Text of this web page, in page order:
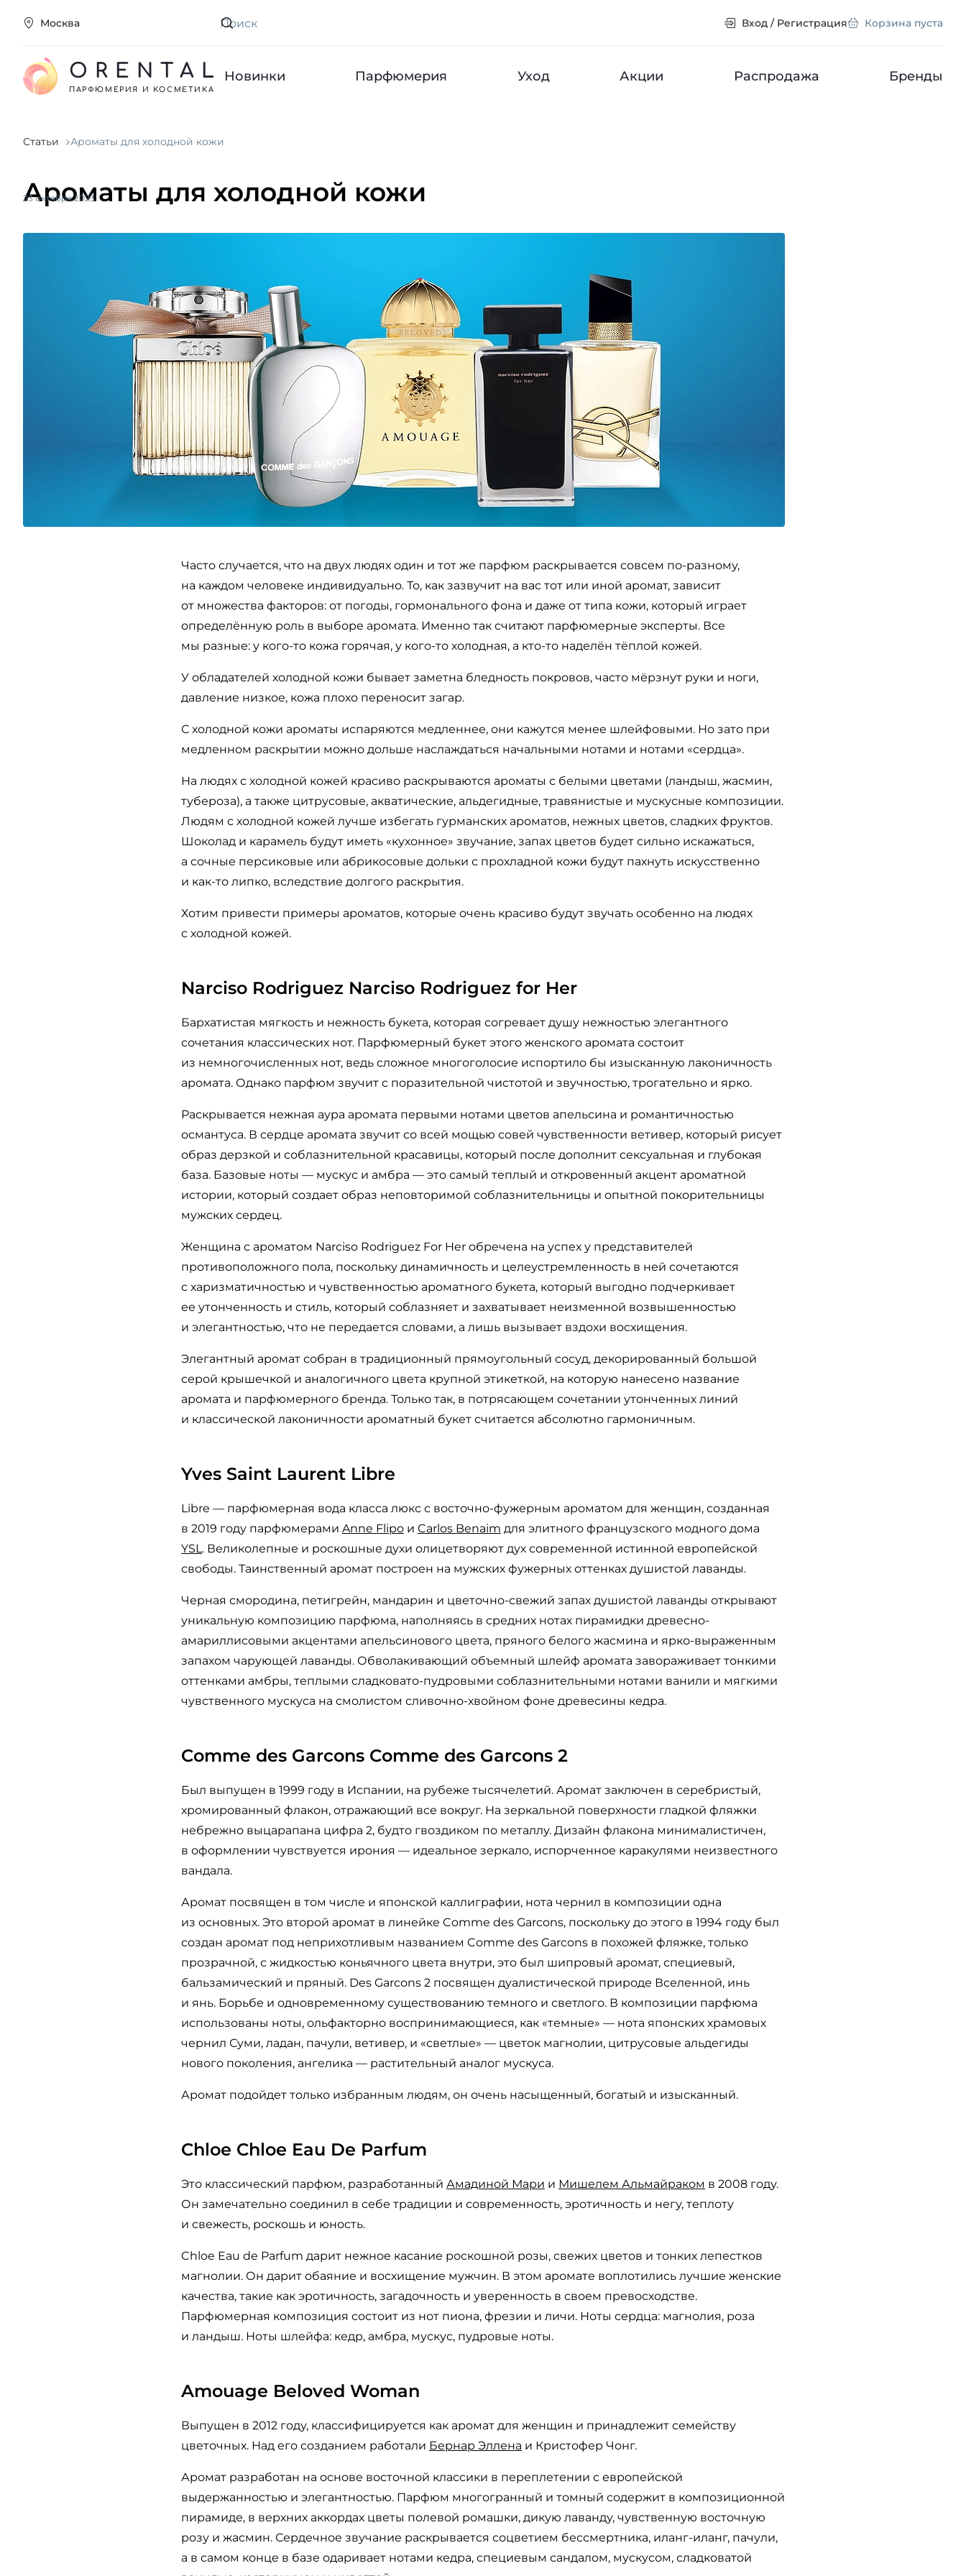
Москва Искать Вход / Регистрация Корзина пуста
ORENTAL
ПАРФЮМЕРИЯ И КОСМЕТИКА
Новинки Парфюмерия Уход Акции Распродажа Бренды
Статьи Ароматы для холодной кожи
Ароматы для холодной кожи
23 октября 2023
Часто случается, что на двух людях один и тот же парфюм раскрывается совсем по-разному,
на каждом человеке индивидуально. То, как зазвучит на вас тот или иной аромат, зависит
от множества факторов: от погоды, гормонального фона и даже от типа кожи, который играет
определённую роль в выборе аромата. Именно так считают парфюмерные эксперты. Все
мы разные: у кого-то кожа горячая, у кого-то холодная, а кто-то наделён тёплой кожей.
У обладателей холодной кожи бывает заметна бледность покровов, часто мёрзнут руки и ноги,
давление низкое, кожа плохо переносит загар.
С холодной кожи ароматы испаряются медленнее, они кажутся менее шлейфовыми. Но зато при
медленном раскрытии можно дольше наслаждаться начальными нотами и нотами «сердца».
На людях с холодной кожей красиво раскрываются ароматы с белыми цветами (ландыш, жасмин,
тубероза), а также цитрусовые, акватические, альдегидные, травянистые и мускусные композиции.
Людям с холодной кожей лучше избегать гурманских ароматов, нежных цветов, сладких фруктов.
Шоколад и карамель будут иметь «кухонное» звучание, запах цветов будет сильно искажаться,
а сочные персиковые или абрикосовые дольки с прохладной кожи будут пахнуть искусственно
и как-то липко, вследствие долгого раскрытия.
Хотим привести примеры ароматов, которые очень красиво будут звучать особенно на людях
с холодной кожей.
Narciso Rodriguez Narciso Rodriguez for Her
Бархатистая мягкость и нежность букета, которая согревает душу нежностью элегантного
сочетания классических нот. Парфюмерный букет этого женского аромата состоит
из немногочисленных нот, ведь сложное многоголосие испортило бы изысканную лаконичность
аромата. Однако парфюм звучит с поразительной чистотой и звучностью, трогательно и ярко.
Раскрывается нежная аура аромата первыми нотами цветов апельсина и романтичностью
османтуса. В сердце аромата звучит со всей мощью совей чувственности ветивер, который рисует
образ дерзкой и соблазнительной красавицы, который после дополнит сексуальная и глубокая
база. Базовые ноты — мускус и амбра — это самый теплый и откровенный акцент ароматной
истории, который создает образ неповторимой соблазнительницы и опытной покорительницы
мужских сердец.
Женщина с ароматом Narciso Rodriguez For Her обречена на успех у представителей
противоположного пола, поскольку динамичность и целеустремленность в ней сочетаются
с харизматичностью и чувственностью ароматного букета, который выгодно подчеркивает
ее утонченность и стиль, который соблазняет и захватывает неизменной возвышенностью
и элегантностью, что не передается словами, а лишь вызывает вздохи восхищения.
Элегантный аромат собран в традиционный прямоугольный сосуд, декорированный большой
серой крышечкой и аналогичного цвета крупной этикеткой, на которую нанесено название
аромата и парфюмерного бренда. Только так, в потрясающем сочетании утонченных линий
и классической лаконичности ароматный букет считается абсолютно гармоничным.
Yves Saint Laurent Libre
Libre — парфюмерная вода класса люкс с восточно-фужерным ароматом для женщин, созданная
в 2019 году парфюмерами Anne Flipo и Carlos Benaim для элитного французского модного дома
YSL. Великолепные и роскошные духи олицетворяют дух современной истинной европейской
свободы. Таинственный аромат построен на мужских фужерных оттенках душистой лаванды.
Черная смородина, петигрейн, мандарин и цветочно-свежий запах душистой лаванды открывают
уникальную композицию парфюма, наполняясь в средних нотах пирамидки древесно-
амариллисовыми акцентами апельсинового цвета, пряного белого жасмина и ярко-выраженным
запахом чарующей лаванды. Обволакивающий объемный шлейф аромата завораживает тонкими
оттенками амбры, теплыми сладковато-пудровыми соблазнительными нотами ванили и мягкими
чувственного мускуса на смолистом сливочно-хвойном фоне древесины кедра.
Comme des Garcons Comme des Garcons 2
Был выпущен в 1999 году в Испании, на рубеже тысячелетий. Аромат заключен в серебристый,
хромированный флакон, отражающий все вокруг. На зеркальной поверхности гладкой фляжки
небрежно выцарапана цифра 2, будто гвоздиком по металлу. Дизайн флакона минималистичен,
в оформлении чувствуется ирония — идеальное зеркало, испорченное каракулями неизвестного
вандала.
Аромат посвящен в том числе и японской каллиграфии, нота чернил в композиции одна
из основных. Это второй аромат в линейке Comme des Garcons, поскольку до этого в 1994 году был
создан аромат под неприхотливым названием Comme des Garcons в похожей фляжке, только
прозрачной, с жидкостью коньячного цвета внутри, это был шипровый аромат, специевый,
бальзамический и пряный. Des Garcons 2 посвящен дуалистической природе Вселенной, инь
и янь. Борьбе и одновременному существованию темного и светлого. В композиции парфюма
использованы ноты, ольфакторно воспринимающиеся, как «темные» — нота японских храмовых
чернил Суми, ладан, пачули, ветивер, и «светлые» — цветок магнолии, цитрусовые альдегиды
нового поколения, ангелика — растительный аналог мускуса.
Аромат подойдет только избранным людям, он очень насыщенный, богатый и изысканный.
Chloe Chloe Eau De Parfum
Это классический парфюм, разработанный Амадиной Мари и Мишелем Альмайраком в 2008 году.
Он замечательно соединил в себе традиции и современность, эротичность и негу, теплоту
и свежесть, роскошь и юность.
Chloe Eau de Parfum дарит нежное касание роскошной розы, свежих цветов и тонких лепестков
магнолии. Он дарит обаяние и восхищение мужчин. В этом аромате воплотились лучшие женские
качества, такие как эротичность, загадочность и уверенность в своем превосходстве.
Парфюмерная композиция состоит из нот пиона, фрезии и личи. Ноты сердца: магнолия, роза
и ландыш. Ноты шлейфа: кедр, амбра, мускус, пудровые ноты.
Amouage Beloved Woman
Выпущен в 2012 году, классифицируется как аромат для женщин и принадлежит семейству
цветочных. Над его созданием работали Бернар Эллена и Кристофер Чонг.
Аромат разработан на основе восточной классики в переплетении с европейской
выдержанностью и элегантностью. Парфюм многогранный и томный содержит в композиционной
пирамиде, в верхних аккордах цветы полевой ромашки, дикую лаванду, чувственную восточную
розу и жасмин. Сердечное звучание раскрывается соцветием бессмертника, иланг-иланг, пачули,
а в самом конце в базе одаривает нотами кедра, специевым сандалом, мускусом, сладковатой